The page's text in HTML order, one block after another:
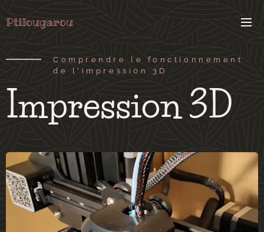
Ptilougarou
Comprendre le fonctionnement
de l'impression 3D
Impression 3D